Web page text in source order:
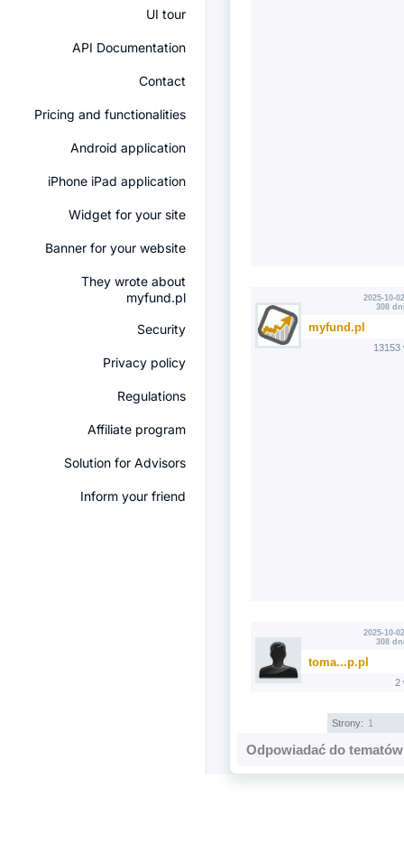
UI tour
API Documentation
Contact
Pricing and functionalities
Android application
iPhone iPad application
Widget for your site
Banner for your website
They wrote about
myfund.pl
Security
Privacy policy
Regulations
Affiliate program
Solution for Advisors
Inform your friend
2025-10-
308
myfund.pl
13153
2025-10-
308
toma...p.pl
2
Strony: 1
Odpowiadać do